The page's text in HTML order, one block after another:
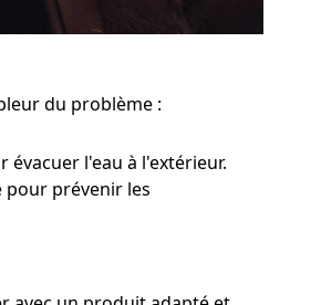
du problème :
l'eau à l'extérieur.
pour prévenir les